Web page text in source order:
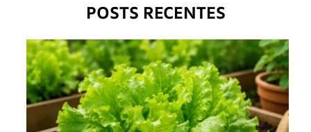
POSTS RECENTES